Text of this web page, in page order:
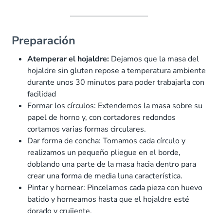
Preparación
Atemperar el hojaldre: Dejamos que la masa del
hojaldre sin gluten repose a temperatura ambiente
durante unos 30 minutos para poder trabajarla con
facilidad
Formar los círculos: Extendemos la masa sobre su
papel de horno y, con cortadores redondos
cortamos varias formas circulares.
Dar forma de concha: Tomamos cada círculo y
realizamos un pequeño pliegue en el borde,
doblando una parte de la masa hacia dentro para
crear una forma de media luna característica.
Pintar y hornear: Pincelamos cada pieza con huevo
batido y horneamos hasta que el hojaldre esté
dorado y crujiente.